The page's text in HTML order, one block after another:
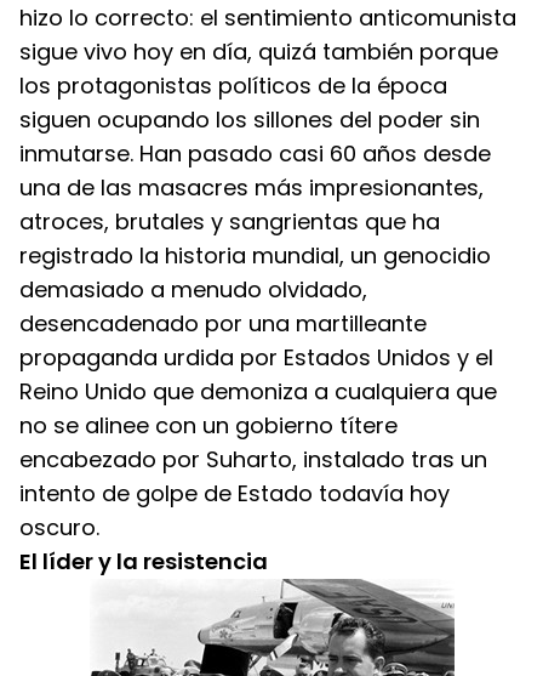
hizo lo correcto: el sentimiento anticomunista
sigue vivo hoy en día, quizá también porque
los protagonistas políticos de la época
siguen ocupando los sillones del poder sin
inmutarse. Han pasado casi 60 años desde
una de las masacres más impresionantes,
atroces, brutales y sangrientas que ha
registrado la historia mundial, un genocidio
demasiado a menudo olvidado,
desencadenado por una martilleante
propaganda urdida por Estados Unidos y el
Reino Unido que demoniza a cualquiera que
no se alinee con un gobierno títere
encabezado por Suharto, instalado tras un
intento de golpe de Estado todavía hoy
oscuro.
El líder y la resistencia